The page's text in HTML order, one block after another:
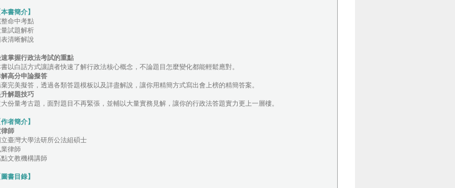
書簡介】
命中考點
試題解析
清晰解說
掌握行政法考試的重點
以白話方式讓讀者快速了解行政法核心概念，不論題目怎麼變化都能輕鬆應對。
高分申論擬答
完美擬答，透過各類答題模板以及詳盡解說，讓你用精簡方式寫出會上榜的精簡答案。
解題技巧
份量考古題，面對題目不再緊張，並輔以大量實務見解，讓你的行政法答題實力更上一層樓。
者簡介】
師
臺灣大學法研所公法組碩士
律師
文教機構講師
書目錄】